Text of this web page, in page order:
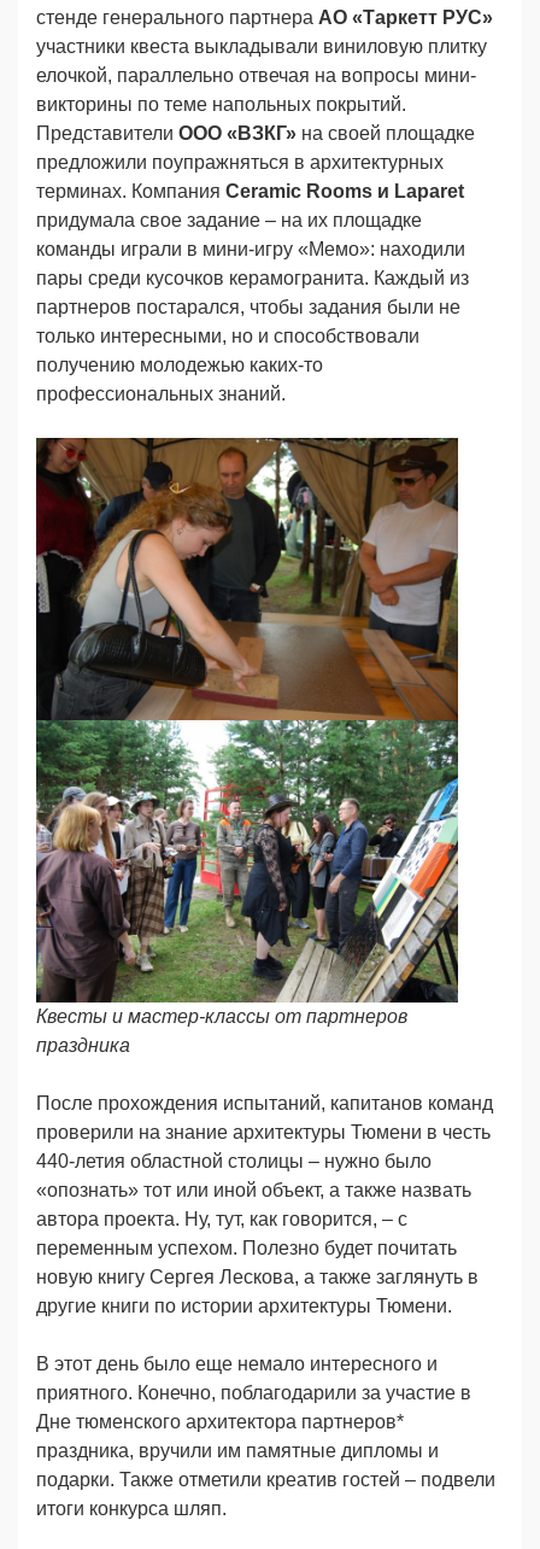
стенде генерального партнера АО «Таркетт РУС»
участники квеста выкладывали виниловую плитку
елочкой, параллельно отвечая на вопросы мини-
викторины по теме напольных покрытий.
Представители ООО «ВЗКГ» на своей площадке
предложили поупражняться в архитектурных
терминах. Компания Ceramic Rooms и Laparet
придумала свое задание – на их площадке
команды играли в мини-игру «Мемо»: находили
пары среди кусочков керамогранита. Каждый из
партнеров постарался, чтобы задания были не
только интересными, но и способствовали
получению молодежью каких-то
профессиональных знаний.
Квесты и мастер-классы от партнеров
праздника
После прохождения испытаний, капитанов команд
проверили на знание архитектуры Тюмени в честь
440-летия областной столицы – нужно было
«опознать» тот или иной объект, а также назвать
автора проекта. Ну, тут, как говорится, – с
переменным успехом. Полезно будет почитать
новую книгу Сергея Лескова, а также заглянуть в
другие книги по истории архитектуры Тюмени.
В этот день было еще немало интересного и
приятного. Конечно, поблагодарили за участие в
Дне тюменского архитектора партнеров*
праздника, вручили им памятные дипломы и
подарки. Также отметили креатив гостей – подвели
итоги конкурса шляп.